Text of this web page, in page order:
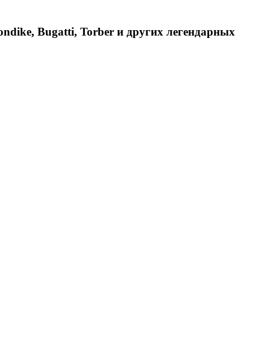
Bugatti, Torber и других легендарных